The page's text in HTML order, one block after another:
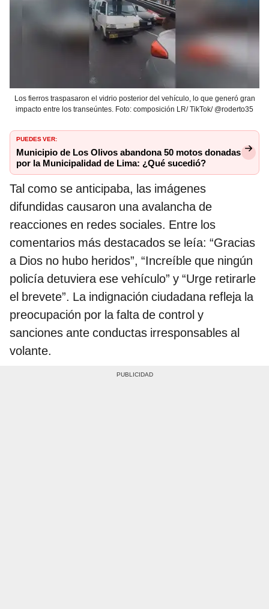
Los fierros traspasaron el vidrio posterior del vehículo, lo que generó gran
impacto entre los transeúntes. Foto: composición LR/ TikTok/ @roderto35
PUEDES VER:
Municipio de Los Olivos abandona 50 motos donadas
por la Municipalidad de Lima: ¿Qué sucedió?
Tal como se anticipaba, las imágenes
difundidas causaron una avalancha de
reacciones en redes sociales. Entre los
comentarios más destacados se leía: “Gracias
a Dios no hubo heridos”, “Increíble que ningún
policía detuviera ese vehículo” y “Urge retirarle
el brevete”. La indignación ciudadana refleja la
preocupación por la falta de control y
sanciones ante conductas irresponsables al
volante.